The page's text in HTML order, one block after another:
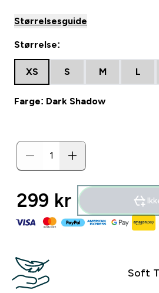
Størrelsesguide
Størrelse:
XS S M L
Farge: Dark Shadow
299 kr‎
Soft